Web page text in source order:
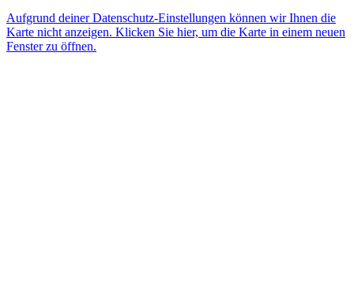
Aufgrund deiner Datenschutz-Einstellungen können wir Ihnen die
Karte nicht anzeigen. Klicken Sie hier, um die Karte in einem neuen
Fenster zu öffnen.